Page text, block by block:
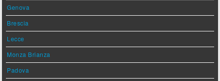
Genova
Brescia
Lecce
Monza Brianza
Padova